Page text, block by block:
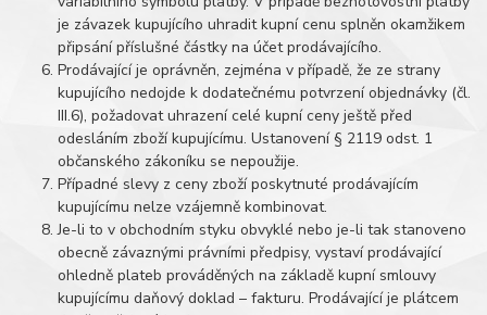
je závazek kupujícího uhradit kupní cenu splněn okamžikem
připsání příslušné částky na účet prodávajícího.
Prodávající je oprávněn, zejména v případě, že ze strany
kupujícího nedojde k dodatečnému potvrzení objednávky (čl.
III.6), požadovat uhrazení celé kupní ceny ještě před
odesláním zboží kupujícímu. Ustanovení § 2119 odst. 1
občanského zákoníku se nepoužije.
Případné slevy z ceny zboží poskytnuté prodávajícím
kupujícímu nelze vzájemně kombinovat.
Je-li to v obchodním styku obvyklé nebo je-li tak stanoveno
obecně závaznými právními předpisy, vystaví prodávající
ohledně plateb prováděných na základě kupní smlouvy
kupujícímu daňový doklad – fakturu. Prodávající je plátcem